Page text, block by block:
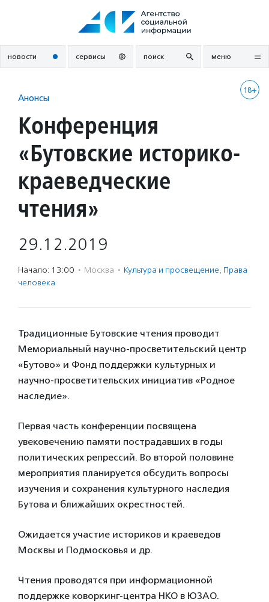
новости сервисы поиск меню
18+
Анонсы
Конференция
«Бутовские историко-
краеведческие
чтения»
29.12.2019
Начало: 13:00 · Москва · Культура и просвещение, Права
человека
Традиционные Бутовские чтения проводит
Мемориальный научно-просветительский центр
«Бутово» и Фонд поддержки культурных и
научно-просветительских инициатив «Родное
наследие».
Первая часть конференции посвящена
увековечению памяти пострадавших в годы
политических репрессий. Во второй половине
мероприятия планируется обсудить вопросы
изучения и сохранения культурного наследия
Бутова и ближайших окрестностей.
Ожидается участие историков и краеведов
Москвы и Подмосковья и др.
Чтения проводятся при информационной
поддержке коворкинг-центра НКО в ЮЗАО.